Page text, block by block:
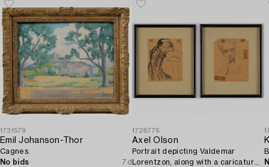
1731579
Emil Johanson-Thor
Cagnes.
No bids
7d
1728776
Axel Olson
Portrait depicting Valdemar
Lorentzon, along with a caricature